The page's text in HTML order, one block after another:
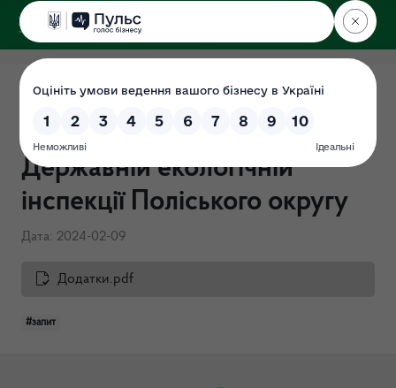
ДЕРЖЕКОІНСПЕКЦІЯ
Поліського округу
Порядок доступу до
публічної інформації в
Державній екологічній
інспекції Поліського округу
Дата: 2024-02-09
Додатки.pdf
#запит